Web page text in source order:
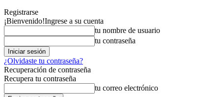
Registrarse
¡Bienvenido!Ingrese a su cuenta
tu nombre de usuario
tu contraseña
¿Olvidaste tu contraseña?
Recuperación de contraseña
Recupera tu contraseña
tu correo electrónico